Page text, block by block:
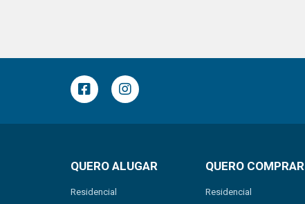
QUERO ALUGAR
Residencial
QUERO COMPRAR
Residencial